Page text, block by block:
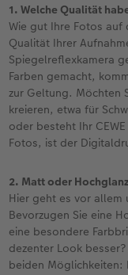
1. Welche Qualität
Wie gut Ihre Fotos auf
Qualität Ihrer
Spiegelreflexkamera
Farben gemacht,
zur Geltung. Möchten
kreieren, etwa für
oder besteht Ihr
Fotos, ist der
2. Matt oder
Hier geht es vor allem
Bevorzugen Sie eine
eine besondere
dezenter Look
beiden Möglichkeiten: